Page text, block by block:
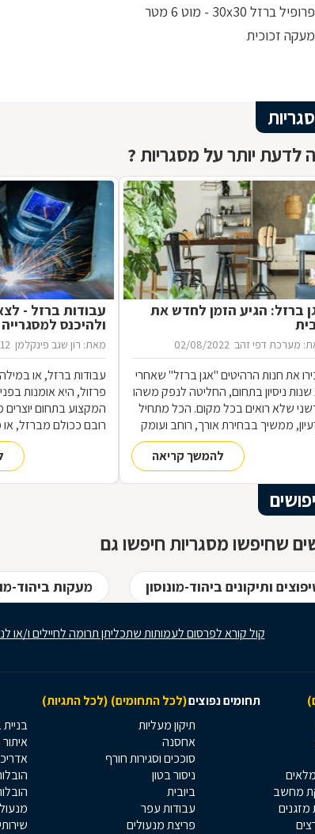
פרופיל ברזל 30x30 - מוט 6 מטר
מעקה זכוכית
לדעת יותר על מסגריות ?
ברזל: הגיע הזמן לחדש את
מערכת דפי זהב 02/08/2022
את חנות הרהיטים ''אגן ברזל'' שאחרי
15 שנות ניסיון בתחום, החליטה לנפק משהו
שלא רואים בכל מקום. הכל מתחיל
ממשיך בבחירת אורך, רוחב ועומק
שלכם, ממשיך בייצור מקורי ממיטב
הגלם ומסתיים ביצירת הפתרון
והמעשי ביותר עבורכם
להמשך קריאה
עבודות ברזל -
ולהיכנס למסגרייה
מאת: רון שגב פינקלמן
עבודות ברזל, או במילה
פרזול, היא אומנות
המקצוע בתחום יוצרים
רובם ככולם מברזל,
חומרים אחרים, וזאת
תחומים: ריהוט, מוצרי
ועוד-ועוד. על אף
שחיפשו מסגריות חיפשו גם
ותיקונים ביהוד-מונוסון מעקות ביהוד-
קול קורא לפרסום לעמותות שתכליתן תרומה לחיילים ו/או
תחומים נפוצים(לכל התחומים) (לכל התגיות)
מחשב
מזגנים
תיקון מעליות
אחסנה
סוככים וסגירות חורף
ניסור בטון
ביובית
עבודות עפר
פריצת מנעולים
איתור